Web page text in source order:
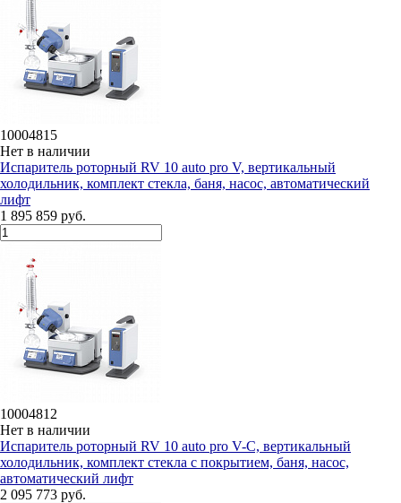
10004815
Нет в наличии
Испаритель роторный RV 10 auto pro V, вертикальный
холодильник, комплект стекла, баня, насос, автоматический
лифт
1 895 859 руб.
10004812
Нет в наличии
Испаритель роторный RV 10 auto pro V-C, вертикальный
холодильник, комплект стекла c покрытием, баня, насос,
автоматический лифт
2 095 773 руб.